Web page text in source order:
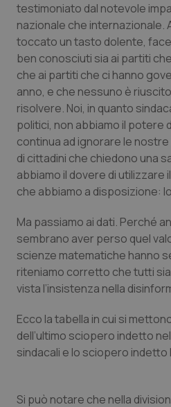
Toscana
Umbria
Valle D’Aosta
Veneto
Obesità
Oftalmologia
Oncodermatologia
Oncoematologia
Oncologia & Nutrizione
Quotidiano
Quotidiano Chirurgia
Quotidiano Oncologia
Quotidiano Pediatria
testimoniato dal notevole
nazionale che internazionale.
toccato un tasto dolente,
ben conosciuti sia ai partiti
che ai partiti che ci hanno
anno, e che nessuno è
risolvere. Noi, in quanto
politici, non abbiamo il potere
continua ad ignorare le nostre
di cittadini che chiedono una
abbiamo il dovere di utilizzare
che abbiamo a disposizione:
Ma passiamo ai dati. Perché
sembrano aver perso quel
scienze matematiche hanno
riteniamo corretto che tutti
vista l’insistenza nella
Ecco la tabella in cui si
dell’ultimo sciopero indetto
sindacali e lo sciopero
Si può notare che nella